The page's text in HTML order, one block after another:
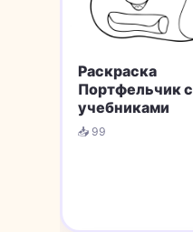
Раскраска
Портфельчик с
учебниками
📥 99